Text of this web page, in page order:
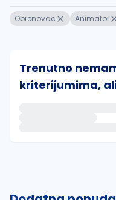
Obrenovac Animator
Trenutno
kriterijumima,